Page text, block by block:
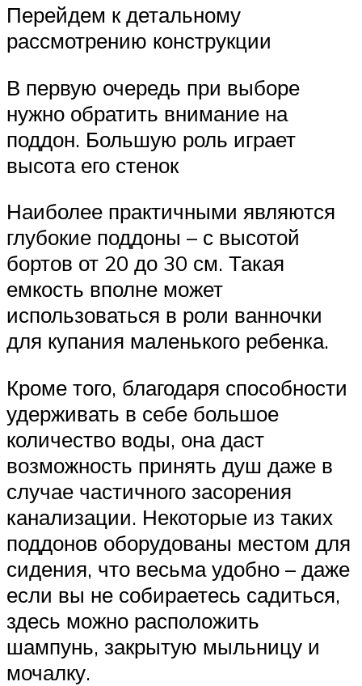
Перейдем к детальному
рассмотрению конструкции
В первую очередь при выборе
нужно обратить внимание на
поддон. Большую роль играет
высота его стенок
Наиболее практичными являются
глубокие поддоны – с высотой
бортов от 20 до 30 см. Такая
емкость вполне может
использоваться в роли ванночки
для купания маленького ребенка.
Кроме того, благодаря способности
удерживать в себе большое
количество воды, она даст
возможность принять душ даже в
случае частичного засорения
канализации. Некоторые из таких
поддонов оборудованы местом для
сидения, что весьма удобно – даже
если вы не собираетесь садиться,
здесь можно расположить
шампунь, закрытую мыльницу и
мочалку.